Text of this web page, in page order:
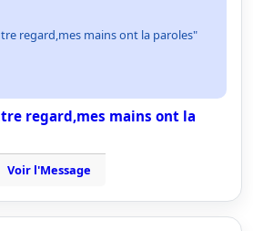
regard,mes mains ont la paroles"
regard,mes mains ont la
Voir l'Message